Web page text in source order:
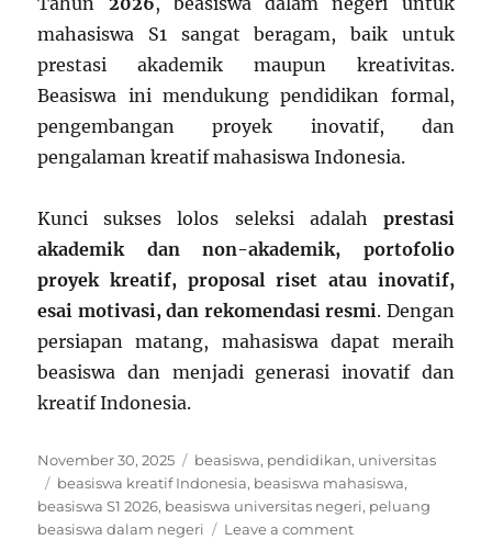
mahasiswa S1 sangat beragam, baik untuk
prestasi akademik maupun kreativitas.
Beasiswa ini mendukung pendidikan formal,
pengembangan proyek inovatif, dan
pengalaman kreatif mahasiswa Indonesia.
Kunci sukses lolos seleksi adalah prestasi
akademik dan non-akademik, portofolio
proyek kreatif, proposal riset atau inovatif,
esai motivasi, dan rekomendasi resmi. Dengan
persiapan matang, mahasiswa dapat meraih
beasiswa dan menjadi generasi inovatif dan
kreatif Indonesia.
Posted
on
November 30, 2025 Categories
beasiswa, pendidikan, universitas
Tags
beasiswa kreatif Indonesia, beasiswa mahasiswa,
beasiswa S1 2026, beasiswa universitas negeri, peluang
beasiswa dalam negeri
Leave a commenton